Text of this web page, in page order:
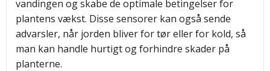
vandingen og skabe de optimale betingelser for
plantens vækst. Disse sensorer kan også sende
advarsler, når jorden bliver for tør eller for kold, så
man kan handle hurtigt og forhindre skader på
planterne.